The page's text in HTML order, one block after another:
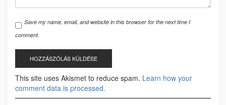
Save my name, email, and website in this browser for the next time I
comment.
This site uses Akismet to reduce spam. Learn how your
comment data is processed.